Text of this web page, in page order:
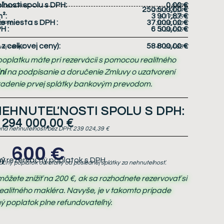
spolu s DPH: 0,00 €
bez DPH: 0,00 €
250 500,00 €
203 658,54 €
3 901,87 €
3 172,25 €
miesta s DPH: 37 000,00 €
30 081,30 €
: 6 500,00 €
5 284,55 €
z celkovej ceny): 58 800,00 €
ceny): 47 804,88 €
máte pri rezervácii s pomocou realitného
na podpísanie a doručenie Zmluvy o uzatvorení
prvej splátky bankovým prevodom.
SPOLU S DPH:
294 000,00 €
nehnuteľnosti bez DPH:239 024,39 €
600 €
rezervačný poplatok s DPH
poplatok odrátaný od poslednej splátky za nehnuteľnosť.
znížiť na 200 €, ak sa rozhodnete rezervovať si
makléra. Navyše, je v takomto prípade
poplatok plne refundovateľný.